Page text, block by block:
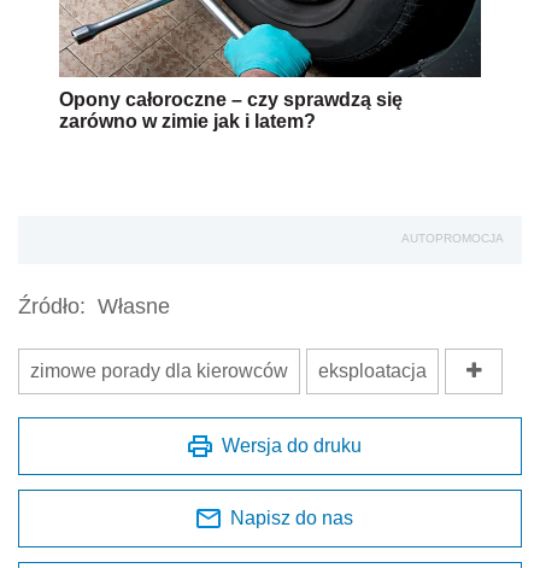
Opony całoroczne – czy sprawdzą się
zarówno w zimie jak i latem?
AUTOPROMOCJA
Źródło: Własne
zimowe porady dla kierowców eksploatacja
Wersja do druku
Napisz do nas